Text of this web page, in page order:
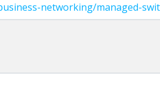
networking/managed-